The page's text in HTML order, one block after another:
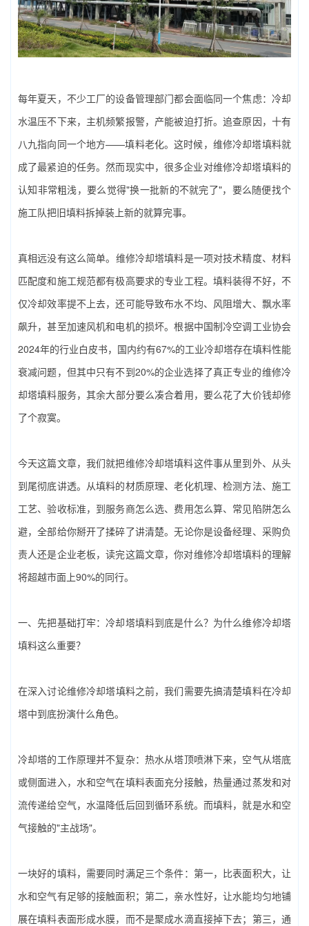
每年夏天，不少工厂的设备管理部门都会面临同一个焦虑：冷却
水温压不下来，主机频繁报警，产能被迫打折。追查原因，十有
八九指向同一个地方——填料老化。这时候，‌维修冷却塔填料‌就
成了最紧迫的任务。然而现实中，很多企业对‌维修冷却塔填料‌的
认知非常粗浅，要么觉得"换一批新的不就完了"，要么随便找个
施工队把旧填料拆掉装上新的就算完事。
真相远没有这么简单。‌维修冷却塔填料‌是一项对技术精度、材料
匹配度和施工规范都有极高要求的专业工程。填料装得不好，不
仅冷却效率提不上去，还可能导致布水不均、风阻增大、飘水率
飙升，甚至加速风机和电机的损坏。根据中国制冷空调工业协会
2024年的行业白皮书，国内约有67%的工业冷却塔存在填料性能
衰减问题，但其中只有不到20%的企业选择了真正专业的‌维修冷
却塔填料‌服务，其余大部分要么凑合着用，要么花了大价钱却修
了个寂寞。
今天这篇文章，我们就把‌维修冷却塔填料‌这件事从里到外、从头
到尾彻底讲透。从填料的材质原理、老化机理、检测方法、施工
工艺、验收标准，到服务商怎么选、费用怎么算、常见陷阱怎么
避，全部给你掰开了揉碎了讲清楚。无论你是设备经理、采购负
责人还是企业老板，读完这篇文章，你对‌维修冷却塔填料‌的理解
将超越市面上90%的同行。
一、先把基础打牢：冷却塔填料到底是什么？为什么‌维修冷却塔
填料‌这么重要？
在深入讨论‌维修冷却塔填料‌之前，我们需要先搞清楚填料在冷却
塔中到底扮演什么角色。
冷却塔的工作原理并不复杂：热水从塔顶喷淋下来，空气从塔底
或侧面进入，水和空气在填料表面充分接触，热量通过蒸发和对
流传递给空气，水温降低后回到循环系统。而填料，就是水和空
气接触的"主战场"。
一块好的填料，需要同时满足三个条件：第一，比表面积大，让
水和空气有足够的接触面积；第二，亲水性好，让水能均匀地铺
展在填料表面形成水膜，而不是聚成水滴直接掉下去；第三，通